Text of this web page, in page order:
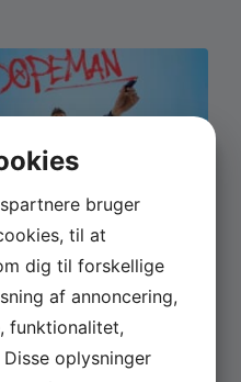
‘ Dopeman’
rundt med sit stand-
bruger
til at
dig til forskellige
af annoncering,
funktionalitet,
oplysninger